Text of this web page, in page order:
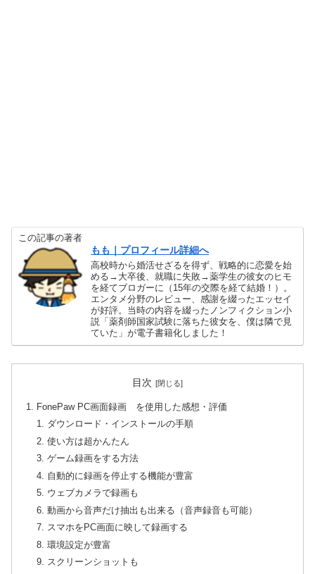
この記事の著者
もも｜プロフィール詳細へ
高校時から婚活せざるを得ず、戦略的に恋愛を始
める→大卒後、就職に失敗→薬学生の彼女のヒモ
を経てブロガーに（15年の交際を経て結婚！）。
エンタメ分野のレビュー、感謝を綴ったエッセイ
が好評。当時の内容を綴ったノンフィクション小
説「薬剤師国家試験に落ちた彼女を、僕は隣で見
ていた」が電子書籍化しました！
目次
FonePaw PC画面録画 を使用した感想・評価
ダウンロード・インストールの手順
使い方は超かんたん
ゲーム録画をする方法
自動的に録画を停止する機能が豊富
ウェブカメラで録画も
動画から音声だけ抽出も出来る（音声録音も可能）
スマホをPC画面に映して録画する
環境設定が豊富
スクリーンショットも